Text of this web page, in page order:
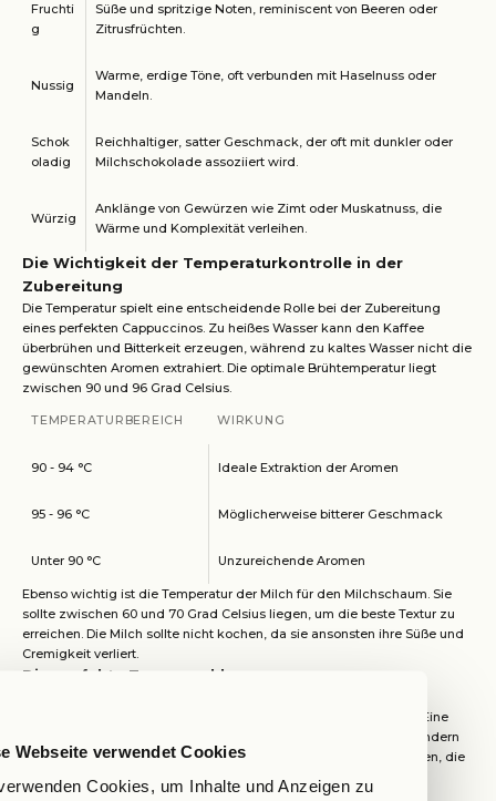
Webseite verwendet Cookies
Cookies, um Inhalte und Anzeigen zu
Fruchti
g
Süße und spritzige Noten, reminiscent von Beeren oder
Zitrusfrüchten.
Nussig
Warme, erdige Töne, oft verbunden mit Haselnuss oder
Mandeln.
Schok
oladig
Reichhaltiger, satter Geschmack, der oft mit dunkler oder
Milchschokolade assoziiert wird.
Würzig
Anklänge von Gewürzen wie Zimt oder Muskatnuss, die
Wärme und Komplexität verleihen.
Die Wichtigkeit der Temperaturkontrolle in der
Zubereitung
Die Temperatur spielt eine entscheidende Rolle bei der Zubereitung
eines perfekten Cappuccinos. Zu heißes Wasser kann den Kaffee
überbrühen und Bitterkeit erzeugen, während zu kaltes Wasser nicht die
gewünschten Aromen extrahiert. Die optimale Brühtemperatur liegt
zwischen 90 und 96 Grad Celsius.
TEMPERATURBEREICH WIRKUNG
90 - 94 °C Ideale Extraktion der Aromen
95 - 96 °C Möglicherweise bitterer Geschmack
Unter 90 °C Unzureichende Aromen
Ebenso wichtig ist die Temperatur der Milch für den Milchschaum. Sie
sollte zwischen 60 und 70 Grad Celsius liegen, um die beste Textur zu
erreichen. Die Milch sollte nicht kochen, da sie ansonsten ihre Süße und
Cremigkeit verliert.
Die perfekte Tassenwahl
Geschmackserlebnis eines Cappuccinos erheblich beeinflussen. Eine
geeignete Tasse sollte nicht nur das perfekte Volumen haben, sondern
auch eine ansprechende Form und Materialeigenschaften besitzen, die
die Temperatur halten.